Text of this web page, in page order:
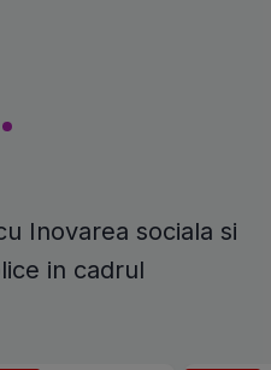
Inovarea sociala si
in cadrul